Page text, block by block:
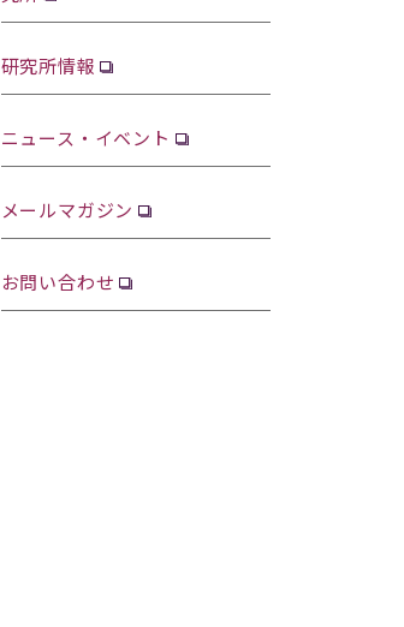
研究所情報
ニュース・イベント
メールマガジン
お問い合わせ